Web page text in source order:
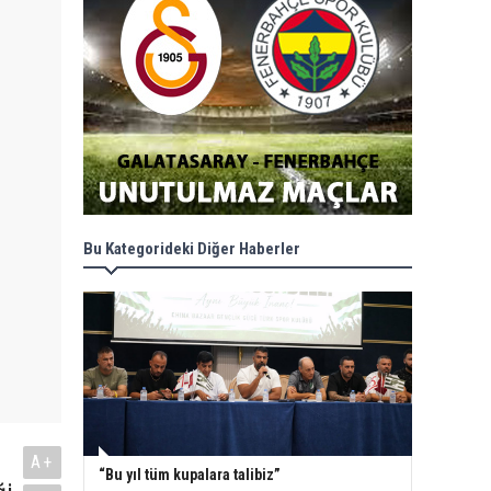
A+
Bu Kategorideki Diğer Haberler
“Bu yıl tüm kupalara talibiz”